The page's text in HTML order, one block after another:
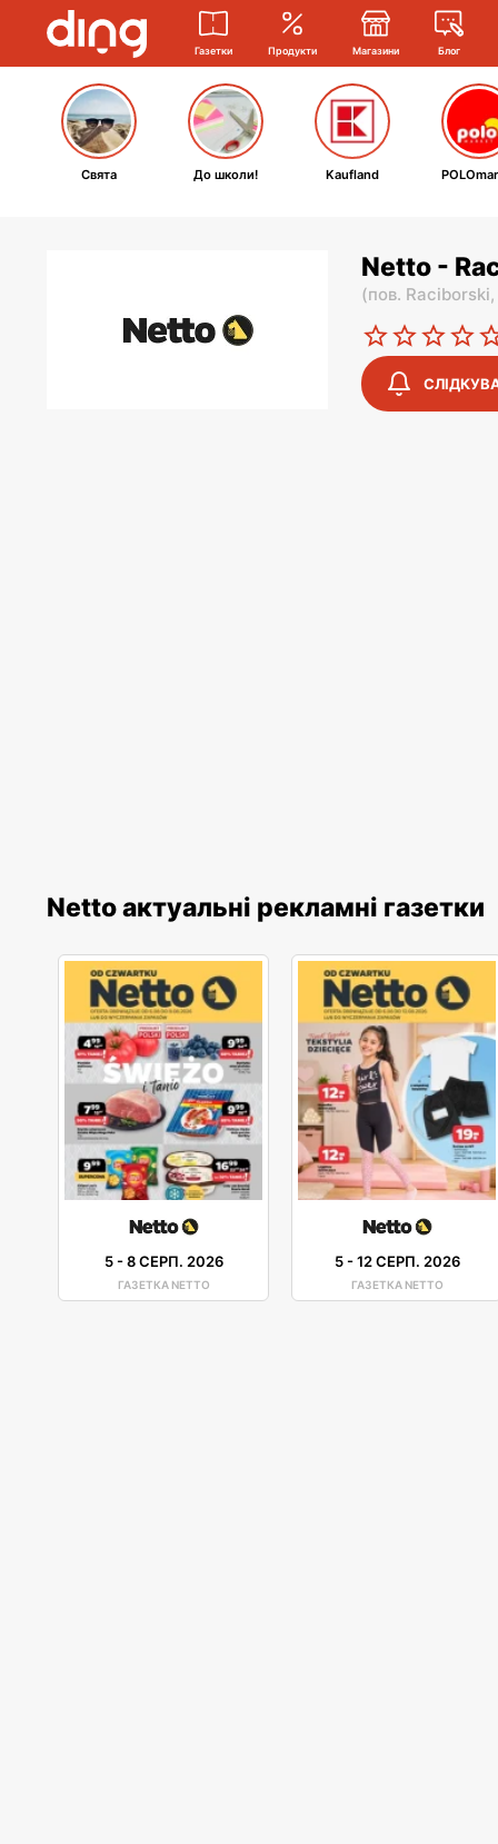
Газетки Продукти Магазини Блог
Свята До школи! Kaufland
Netto -
(пов. Raciborski,
Netto актуальні рекламні газетки
5-8 СЕРП. 2026
ГАЗЕТКА NETTO
5-12 СЕРП. 2026
ГАЗЕТКА NETTO